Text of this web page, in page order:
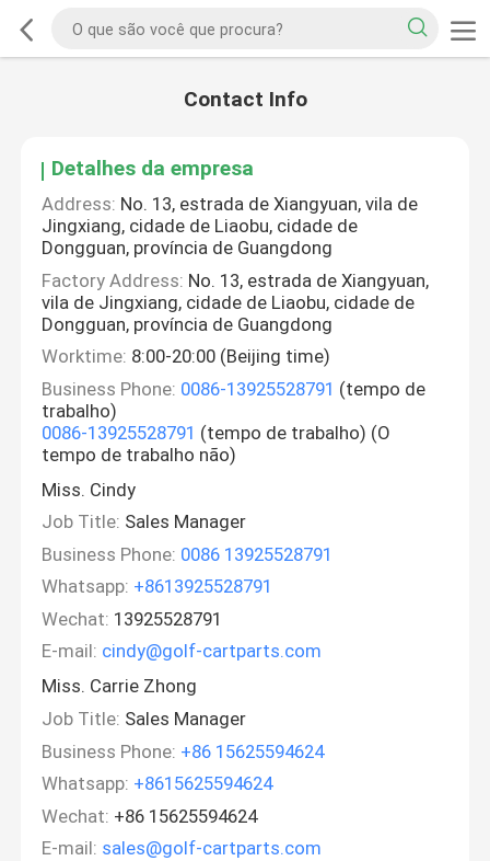
Contact Info
Detalhes da empresa
Address: No. 13, estrada de Xiangyuan, vila de
Jingxiang, cidade de Liaobu, cidade de
Dongguan, província de Guangdong
Factory Address: No. 13, estrada de Xiangyuan,
vila de Jingxiang, cidade de Liaobu, cidade de
Dongguan, província de Guangdong
Worktime: 8:00-20:00 (Beijing time)
Business Phone: 0086-13925528791 (tempo de
trabalho)
0086-13925528791 (tempo de trabalho) (O
tempo de trabalho não)
Miss. Cindy
Job Title: Sales Manager
Business Phone: 0086 13925528791
Whatsapp: +8613925528791
Wechat: 13925528791
E-mail: cindy@golf-cartparts.com
Miss. Carrie Zhong
Job Title: Sales Manager
Business Phone: +86 15625594624
Whatsapp: +8615625594624
Wechat: +86 15625594624
E-mail: sales@golf-cartparts.com